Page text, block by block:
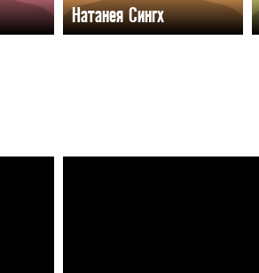
Натанея Сингх